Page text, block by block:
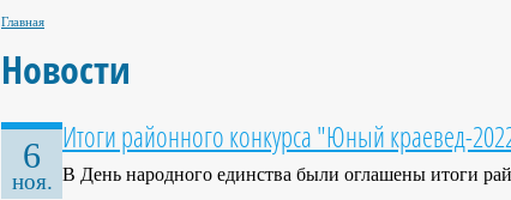
Главная
Новости
6
ноя.
Итоги районного конкурса "Юный краевед-
В День народного единства были оглашены итоги